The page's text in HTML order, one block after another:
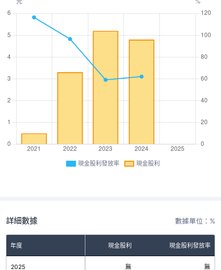
現金股利發放率 現金股利
詳細數據 數據單位：%
年度 現金股利 現金股利發放率
2025 無 無